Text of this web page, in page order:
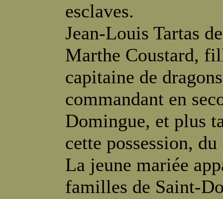
esclaves.
Jean-Louis Tartas
Marthe Coustard,
capitaine de
commandant en
Domingue, et plus
cette possession,
La jeune mariée
familles de Saint-